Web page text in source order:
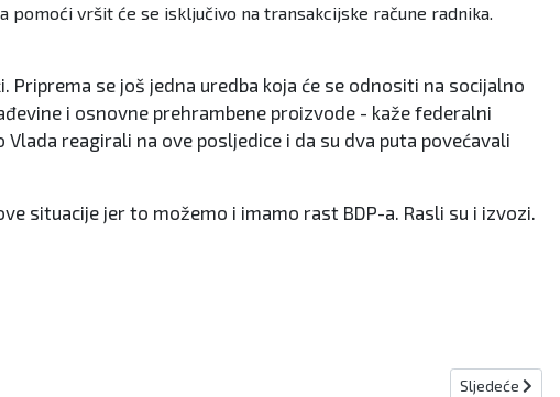
pomoći vršit će se isključivo na transakcijske račune radnika.
se još jedna uredba koja će se odnositi na socijalno
i osnovne prehrambene proizvode - kaže federalni
reagirali na ove posljedice i da su dva puta povećavali
situacije jer to možemo i imamo rast BDP-a. Rasli su i izvozi.
Sljedeći
Sljedeće